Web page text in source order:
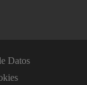
Datos